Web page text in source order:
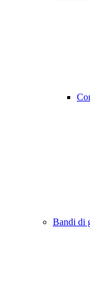
Bandi di